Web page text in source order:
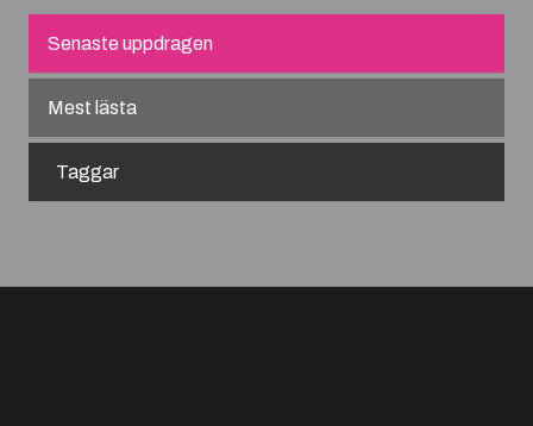
Senaste uppdragen
Mest lästa
Taggar